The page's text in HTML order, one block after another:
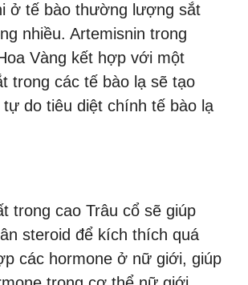
ở tế bào thường lượng sắt
nhiều. Artemisnin trong
Vàng kết hợp với một
trong các tế bào lạ sẽ tạo
tự do tiêu diệt chính tế bào lạ
trong cao Trâu cổ sẽ giúp
steroid để kích thích quá
các hormone ở nữ giới, giúp